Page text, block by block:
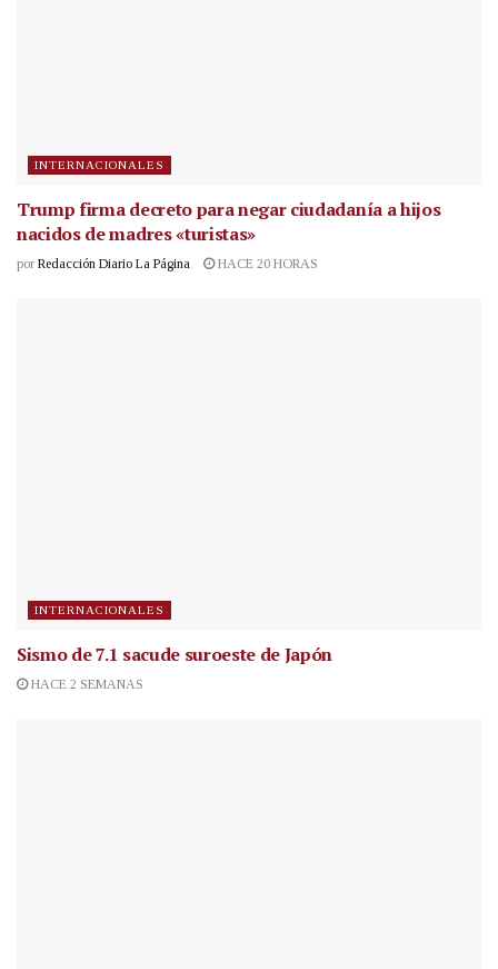
INTERNACIONALES
Trump firma decreto para negar ciudadanía a hijos
nacidos de madres «turistas»
por Redacción Diario La Página HACE 20 HORAS
INTERNACIONALES
Sismo de 7.1 sacude suroeste de Japón
HACE 2 SEMANAS